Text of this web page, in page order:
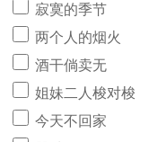
寂寞的季节
两个人的烟火
酒干倘卖无
姐妹二人梭对梭
今天不回家